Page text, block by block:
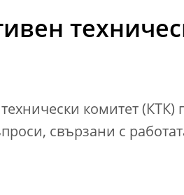
комитет (КТК)
свързани с